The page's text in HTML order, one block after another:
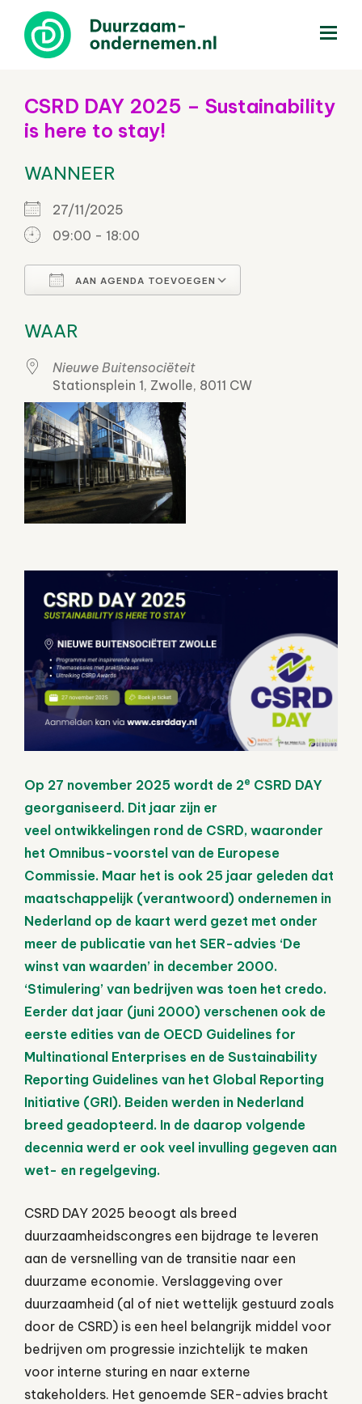
CSRD DAY 2025 – Sustainability
is here to stay!
WANNEER
27/11/2025
09:00 - 18:00
AAN AGENDA TOEVOEGEN
WAAR
Nieuwe Buitensociëteit
Stationsplein 1, Zwolle, 8011 CW
Op 27 november 2025 wordt de 2e CSRD DAY
georganiseerd. Dit jaar zijn er
veel ontwikkelingen rond de CSRD, waaronder
het Omnibus-voorstel van de Europese
Commissie. Maar het is ook 25 jaar geleden dat
maatschappelijk (verantwoord) ondernemen in
Nederland op de kaart werd gezet met onder
meer de publicatie van het SER-advies ‘De
winst van waarden’ in december 2000.
‘Stimulering’ van bedrijven was toen het credo.
Eerder dat jaar (juni 2000) verschenen ook de
eerste edities van de OECD Guidelines for
Multinational Enterprises en de Sustainability
Reporting Guidelines van het Global Reporting
Initiative (GRI). Beiden werden in Nederland
breed geadopteerd. In de daarop volgende
decennia werd er ook veel invulling gegeven aan
wet- en regelgeving.
CSRD DAY 2025 beoogt als breed
duurzaamheidscongres een bijdrage te leveren
aan de versnelling van de transitie naar een
duurzame economie. Verslaggeving over
duurzaamheid (al of niet wettelijk gestuurd zoals
door de CSRD) is een heel belangrijk middel voor
bedrijven om progressie inzichtelijk te maken
voor interne sturing en naar externe
stakeholders. Het genoemde SER-advies bracht